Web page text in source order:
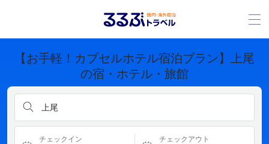
【お手軽！カプセルホテル宿泊プラン】上尾
の宿・ホテル・旅館
上尾
チェックイン チェックアウト